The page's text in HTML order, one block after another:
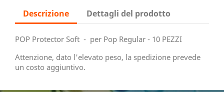
Descrizione Dettagli del prodotto
POP Protector Soft - per Pop Regular - 10 PEZZI
Attenzione, dato l'elevato peso, la spedizione prevede
un costo aggiuntivo.